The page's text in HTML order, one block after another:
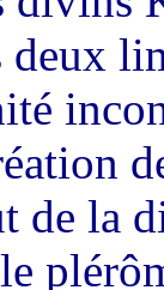
deux
de la